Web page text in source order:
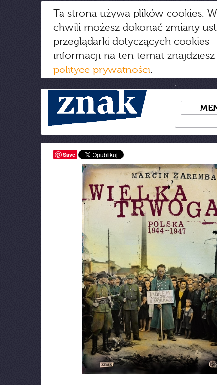
Ta strona używa plików cookies.
chwili możesz dokonać zmiany
przeglądarki dotyczących cookies
informacji na ten temat
polityce prywatności.
Save